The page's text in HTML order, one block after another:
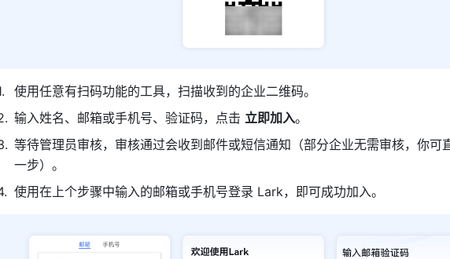
使用任意有扫码功能的工具，扫描收到的企业二维码。
输入姓名、邮箱或手机号、验证码，点击 立即加入。
等待管理员审核，审核通过会收到邮件或短信通知（部分企业无需审核，你可
一步）。
使用在上个步骤中输入的邮箱或手机号登录 Lark，即可成功加入。